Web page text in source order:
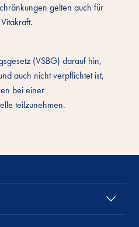
gelten auch für
(VSBG) darauf hin,
auch nicht verpflichtet ist,
bei einer
teilzunehmen.